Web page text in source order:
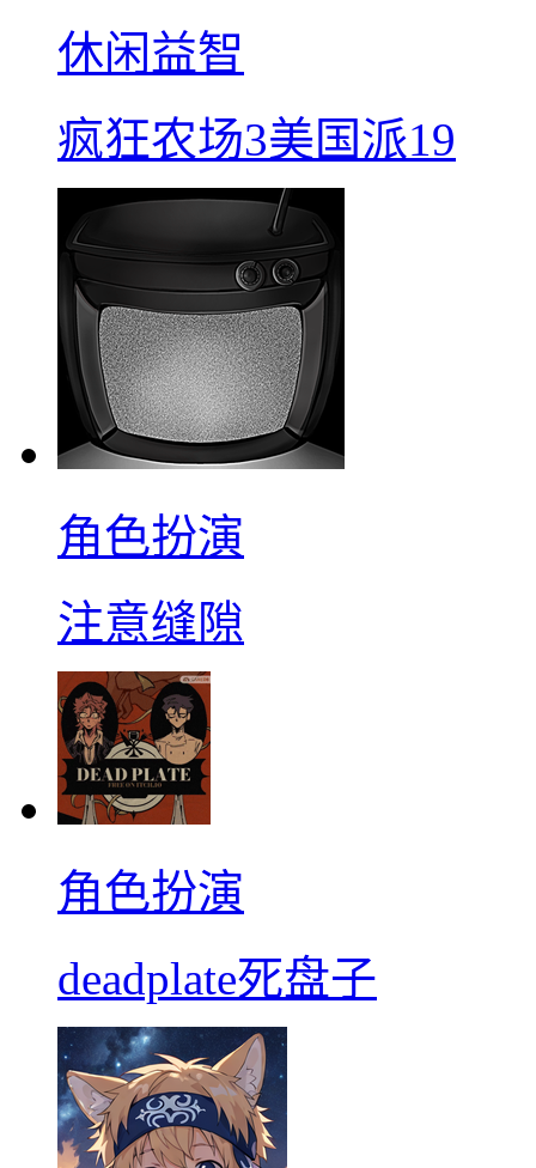
休闲益智
疯狂农场3美国派19
角色扮演
注意缝隙
角色扮演
deadplate死盘子